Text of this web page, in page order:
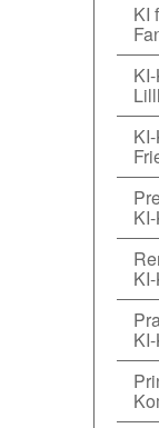
KI